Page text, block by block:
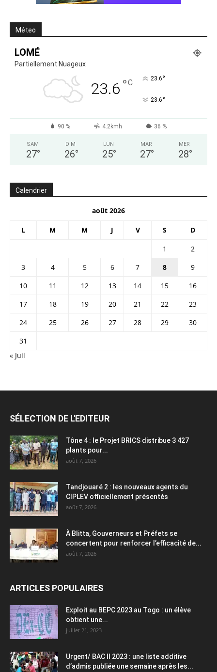
Méteo
LOMÉ
Partiellement Nuageux
23.6 °C 23.6°
23.6°
90 % 4.2kmh 36 %
SAM
27°
DIM
26°
LUN
25°
MAR
27°
MER
28°
Calendrier
août 2026
L M M J V S D
1
2
3
4 5 6 7 8
9
10
11 12 13 14 15
16
17
18 19 20 21 22
23
24
25 26 27 28 29
30
31
« Juil
SÉLECTION DE L'EDITEUR
Tône 4 : le Projet BRICS distribue 3 427
plants pour...
août 7, 2026
Tandjouaré 2 : les nouveaux agents du
CIPLEV officiellement présentés
août 7, 2026
À Blitta, Gouverneurs et Préfets se
concertent pour renforcer l’efficacité de...
août 7, 2026
ARTICLES POPULAIRES
Exploit au BEPC 2023 au Togo : un élève
obtient une...
juillet 21, 2023
Urgent/ BAC II 2023 : une liste additive
d’admis publiée une semaine après les...